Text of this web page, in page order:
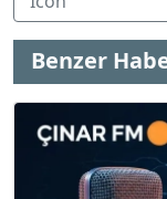
Benzer